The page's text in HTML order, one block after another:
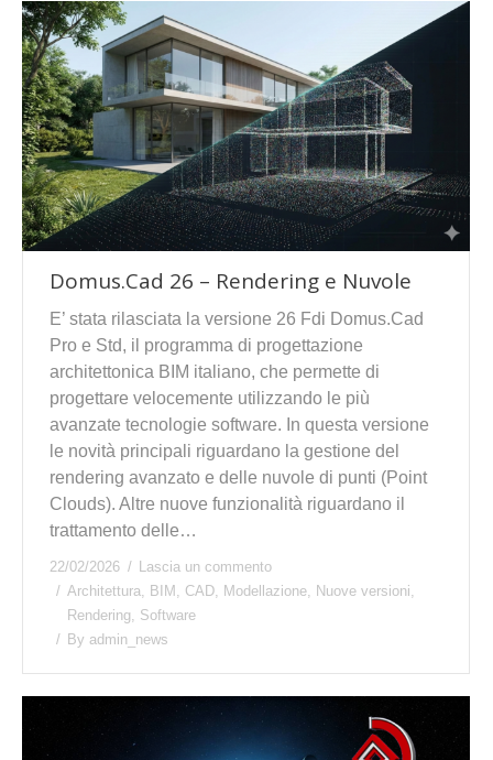
Domus.Cad 26 – Rendering e Nuvole
E’ stata rilasciata la versione 26 Fdi Domus.Cad
Pro e Std, il programma di progettazione
architettonica BIM italiano, che permette di
progettare velocemente utilizzando le più
avanzate tecnologie software. In questa versione
le novità principali riguardano la gestione del
rendering avanzato e delle nuvole di punti (Point
Clouds). Altre nuove funzionalità riguardano il
trattamento delle…
22/02/2026
Lascia un commento
Architettura, BIM , CAD, Modellazione, Nuove versioni,
Rendering, Software
By admin_news